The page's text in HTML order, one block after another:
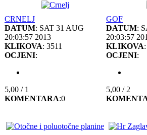
CRNELJ
DATUM: SAT 31 AUG
20:03:57 2013
KLIKOVA: 3511
OCJENI:
5,00 / 1
KOMENTARA:0
GOF
DATUM:
20:03:57
KLIKOVA
OCJENI:
5,00 / 2